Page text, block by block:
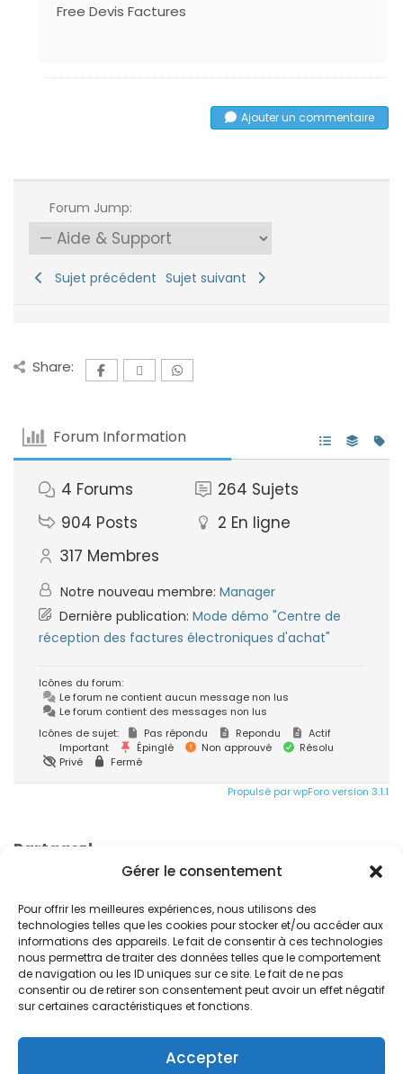
Gérer le consentement
Pour offrir les meilleures expériences, nous utilisons des
technologies telles que les cookies pour stocker et/ou accéder aux
informations des appareils. Le fait de consentir à ces technologies
nous permettra de traiter des données telles que le comportement
de navigation ou les ID uniques sur ce site. Le fait de ne pas
consentir ou de retirer son consentement peut avoir un effet négatif
sur certaines caractéristiques et fonctions.
Accepter
Free Devis Factures
Ajouter un commentaire
Forum Jump:
Sujet précédent Sujet suivant
Share:
Forum Information
4 Forums 264 Sujets
904 Posts 2 En ligne
317 Membres
Notre nouveau membre: Manager
Dernière publication: Mode démo "Centre de
réception des factures électroniques d'achat"
Icônes du forum:
Le forum ne contient aucun message non lus
Le forum contient des messages non lus
Icônes de sujet:
Pas répondu Repondu
Actif
Important
Épinglé Non approuvé
Résolu
Privé
Fermé
Propulsé par wpForo version 3.1.1
Partagez!
© 2024. Free Devis Factures
Conditions générales de vente